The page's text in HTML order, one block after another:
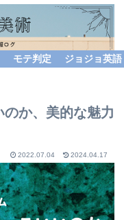
モテ判定 ジョジョ英語
か、美的な魅力
2022.07.04 2024.04.17